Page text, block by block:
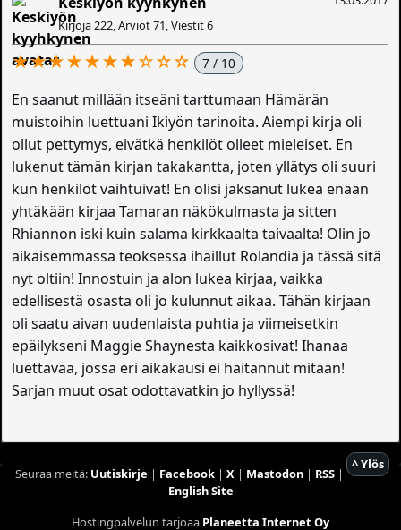
Kirjoja 222, Arviot 71, Viestit 6
★★★★★★★☆☆☆ 7 / 10
En saanut millään itseäni tarttumaan Hämärän
muistoihin luettuani Ikiyön tarinoita. Aiempi kirja oli
ollut pettymys, eivätkä henkilöt olleet mieleiset. En
lukenut tämän kirjan takakantta, joten yllätys oli suuri
kun henkilöt vaihtuivat! En olisi jaksanut lukea enään
yhtäkään kirjaa Tamaran näkökulmasta ja sitten
Rhiannon iski kuin salama kirkkaalta taivaalta! Olin jo
aikaisemmassa teoksessa ihaillut Rolandia ja tässä sitä
nyt oltiin! Innostuin ja alon lukea kirjaa, vaikka
edellisestä osasta oli jo kulunnut aikaa. Tähän kirjaan
oli saatu aivan uudenlaista puhtia ja viimeisetkin
epäilykseni Maggie Shaynesta kaikkosivat! Ihanaa
luettavaa, jossa eri aikakausi ei haitannut mitään!
Sarjan muut osat odottavatkin jo hyllyssä!
^ Ylös
Seuraa meitä: Uutiskirje | Facebook| X| Mastodon| RSS|
English Site
Hostingpalvelun tarjoaa Planeetta Internet Oy